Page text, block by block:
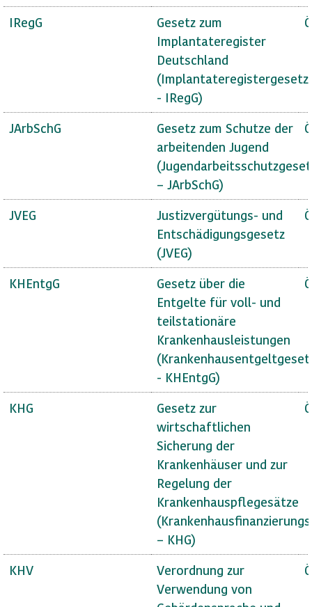
IRegG
Gesetz zum
Implantateregister
Deutschland
(Implantateregistergesetz
- IRegG)
JArbSchG
Gesetz zum Schutze der
arbeitenden Jugend
– JArbSchG)
JVEG
Justizvergütungs- und
Entschädigungsgesetz
(JVEG)
KHEntgG
Gesetz über die
Entgelte für voll- und
teilstationäre
Krankenhausleistungen
- KHEntgG)
KHG
Gesetz zur
wirtschaftlichen
Sicherung der
Krankenhäuser und zur
Regelung der
Krankenhauspflegesätze
– KHG)
KHV
Verordnung zur
Verwendung von